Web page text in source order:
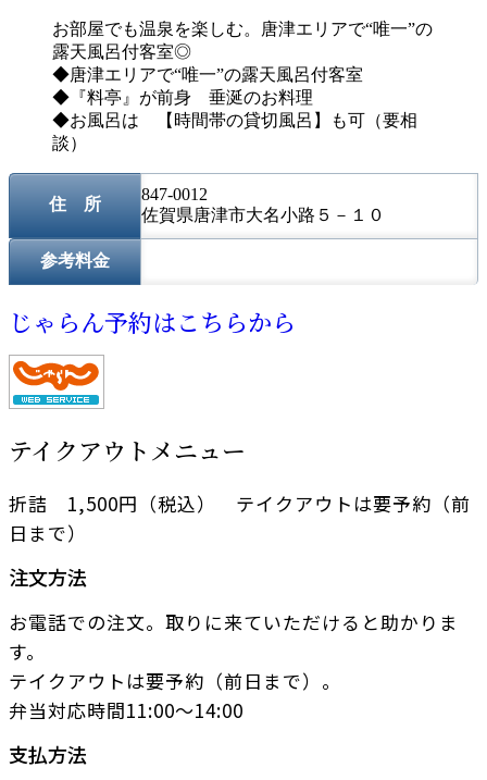
お部屋でも温泉を楽しむ。唐津エリアで“唯一”の
露天風呂付客室◎
◆唐津エリアで“唯一”の露天風呂付客室
◆『料亭』が前身 垂涎のお料理
◆お風呂は 【時間帯の貸切風呂】も可（要相
談）
住 所
847-0012
佐賀県唐津市大名小路５－１０
参考料金
じゃらん予約はこちらから
テイクアウトメニュー
折詰 1,500円（税込） テイクアウトは要予約（前
日まで）
注文方法
お電話での注文。取りに来ていただけると助かりま
す。
テイクアウトは要予約（前日まで）。
弁当対応時間11:00～14:00
支払方法